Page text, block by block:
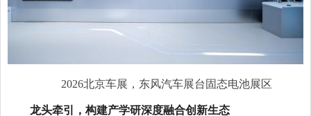
2026北京车展，东风汽车展台固态电池展区
龙头牵引，构建产学研深度融合创新生态